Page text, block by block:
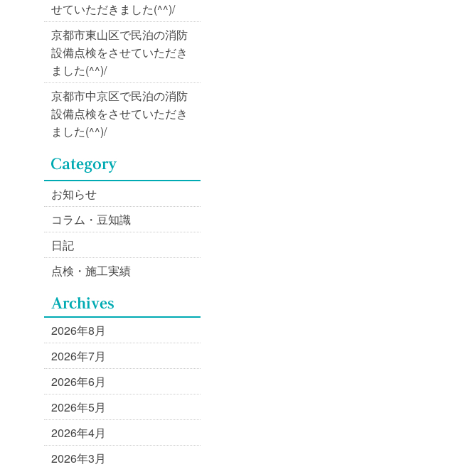
せていただきました(^^)/
京都市東山区で民泊の消防
設備点検をさせていただき
ました(^^)/
京都市中京区で民泊の消防
設備点検をさせていただき
ました(^^)/
お知らせ
コラム・豆知識
日記
点検・施工実績
2026年8月
2026年7月
2026年6月
2026年5月
2026年4月
2026年3月